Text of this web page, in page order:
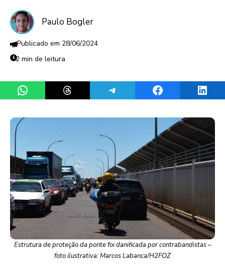
Paulo Bogler
28/06/2024
2 min de leitura
Share on WhatsAppShare on ThreadsShare on TelegramShare on Facebook
Estrutura de proteção da ponte foi danificada por contrabandistas –
foto ilustrativa: Marcos Labanca/H2FOZ